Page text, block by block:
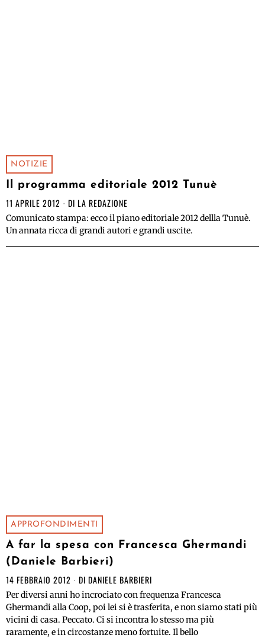
NOTIZIE
Il programma editoriale 2012 Tunuè
11 APRILE 2012 DI LA REDAZIONE
Comunicato stampa: ecco il piano editoriale 2012 dellla Tunuè.
Un annata ricca di grandi autori e grandi uscite.
APPROFONDIMENTI
A far la spesa con Francesca Ghermandi
(Daniele Barbieri)
14 FEBBRAIO 2012 DI DANIELE BARBIERI
Per diversi anni ho incrociato con frequenza Francesca
Ghermandi alla Coop, poi lei si è trasferita, e non siamo stati più
vicini di casa. Peccato. Ci si incontra lo stesso ma più
raramente, e in circostanze meno fortuite. Il bello